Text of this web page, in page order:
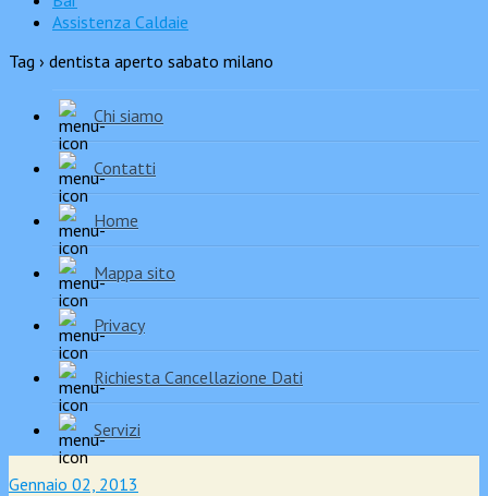
Assistenza Caldaie
Tag › dentista aperto sabato milano
Chi siamo
Contatti
Home
Mappa sito
Privacy
Richiesta Cancellazione Dati
Servizi
Gennaio 02, 2013